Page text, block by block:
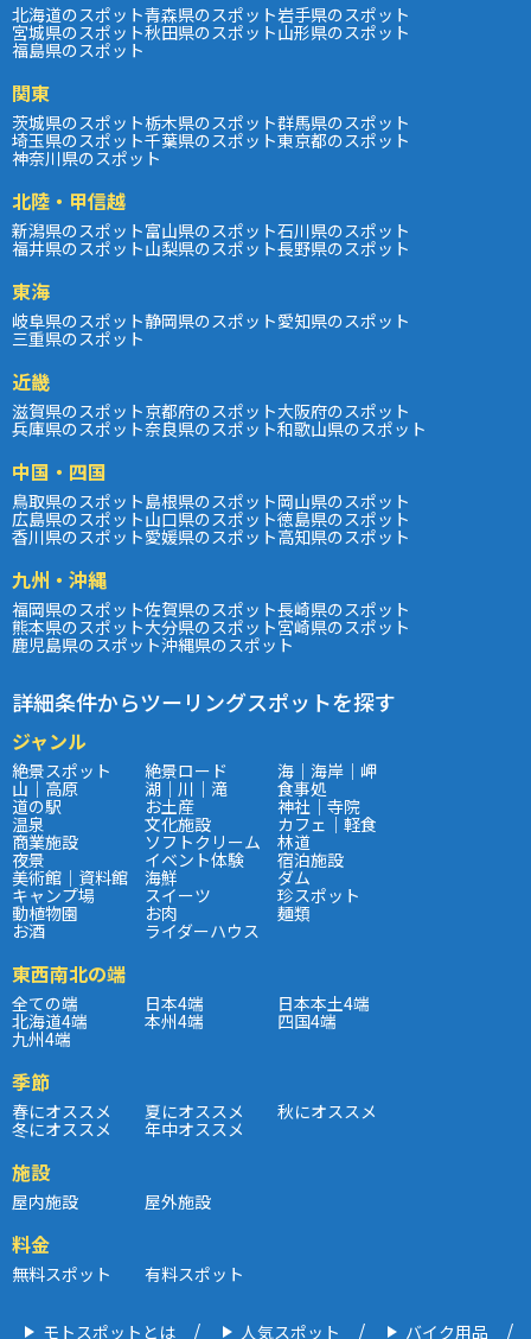
北海道のスポット青森県のスポット岩手県のスポット
宮城県のスポット秋田県のスポット山形県のスポット
福島県のスポット
関東
茨城県のスポット栃木県のスポット群馬県のスポット
埼玉県のスポット千葉県のスポット東京都のスポット
神奈川県のスポット
北陸・甲信越
新潟県のスポット富山県のスポット石川県のスポット
福井県のスポット山梨県のスポット長野県のスポット
東海
岐阜県のスポット静岡県のスポット愛知県のスポット
三重県のスポット
近畿
滋賀県のスポット京都府のスポット大阪府のスポット
兵庫県のスポット奈良県のスポット和歌山県のスポット
中国・四国
鳥取県のスポット島根県のスポット岡山県のスポット
広島県のスポット山口県のスポット徳島県のスポット
香川県のスポット愛媛県のスポット高知県のスポット
九州・沖縄
福岡県のスポット佐賀県のスポット長崎県のスポット
熊本県のスポット大分県のスポット宮崎県のスポット
鹿児島県のスポット沖縄県のスポット
詳細条件からツーリングスポットを探す
ジャンル
絶景スポット 絶景ロード 海｜海岸｜岬
山｜高原 湖｜川｜滝 食事処
道の駅 お土産 神社｜寺院
温泉 文化施設 カフェ｜軽食
商業施設 ソフトクリーム 林道
夜景 イベント体験 宿泊施設
美術館｜資料館 海鮮 ダム
キャンプ場 スイーツ 珍スポット
動植物園 お肉 麺類
お酒 ライダーハウス
東西南北の端
全ての端 日本4端 日本本土4端
北海道4端 本州4端 四国4端
九州4端
季節
春にオススメ 夏にオススメ 秋にオススメ
冬にオススメ 年中オススメ
施設
屋内施設 屋外施設
料金
無料スポット 有料スポット
モトスポットとは 人気スポット バイク用品